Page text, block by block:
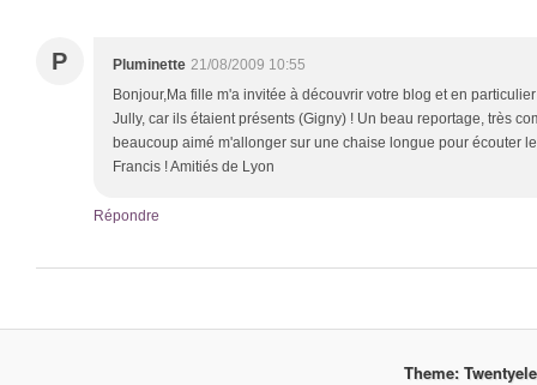
P Pluminette 21/08/2009 10:55
Bonjour,Ma fille m'a invitée à découvrir votre blog et en
Jully, car ils étaient présents (Gigny) ! Un beau reportage, très
beaucoup aimé m'allonger sur une chaise longue pour écouter
Francis ! Amitiés de Lyon
Répondre
Theme: